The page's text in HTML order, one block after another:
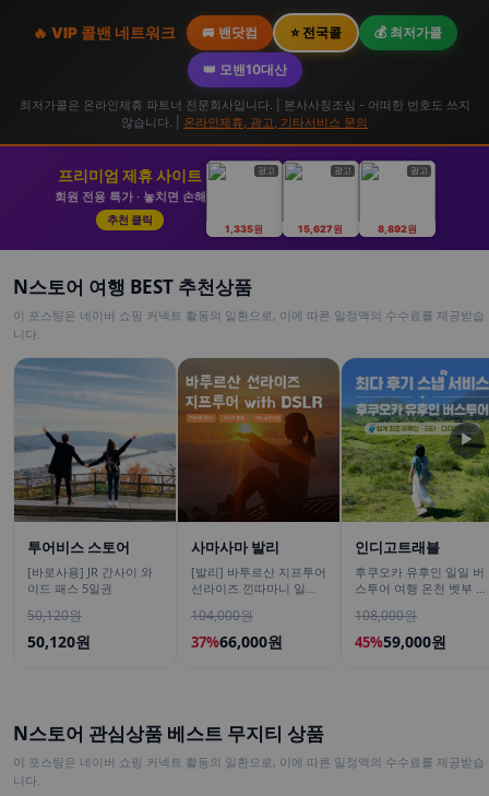
🔥 VIP 콜밴 네트워크 🚐 밴닷컴 ⭐ 전국콜 💰 최저가콜
👑 모밴10대산
최저가콜은 온라인제휴 파트너 전문회사입니다. | 본사사칭조심 - 어떠한 번호도 쓰지
않습니다. | 온라인제휴, 광고, 기타서비스 문의
프리미엄 제휴 사이트
회원 전용 특가 · 놓치면 손해
추천 클릭
광고
1,335원
광고
15,627원
광고
8,892원
N스토어 여행 BEST 추천상품
이 포스팅은 네이버 쇼핑 커넥트 활동의 일환으로, 이에 따른 일정액의 수수료를 제공받습
니다.
투어비스 스토어
[바로사용] JR 간사이 와
이드 패스 5일권
50,120원
50,120원
사마사마 발리
[발리] 바투르산 지프투어
선라이즈 낀따마니 일출
택시투어
104,000원
37%66,000원
인디고트래블
후쿠오카 유후인 일일 버
스투어 여행 온천 벳부 유
108,000원
45%59,000원
▶
N스토어 관심상품 베스트 무지티 상품
이 포스팅은 네이버 쇼핑 커넥트 활동의 일환으로, 이에 따른 일정액의 수수료를 제공받습
니다.